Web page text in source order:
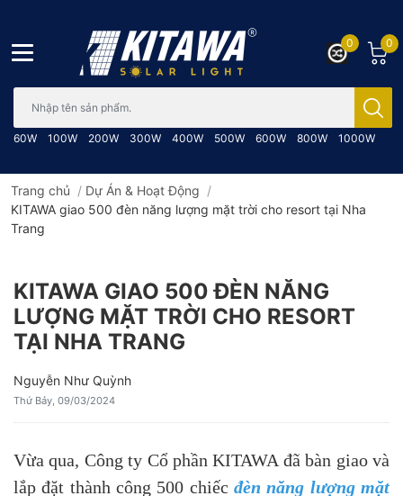
60W 100W 200W 300W 400W 500W 600W 800W 1000W
0
0
Trang chủ / Dự Án & Hoạt Động /
KITAWA giao 500 đèn năng lượng mặt trời cho resort tại Nha
Trang
KITAWA GIAO 500 ĐÈN NĂNG
LƯỢNG MẶT TRỜI CHO RESORT
TẠI NHA TRANG
Nguyễn Như Quỳnh
Thứ Bảy, 09/03/2024
Vừa qua, Công ty Cổ phần KITAWA đã bàn giao và
lắp đặt thành công 500 chiếc đèn năng lượng mặt